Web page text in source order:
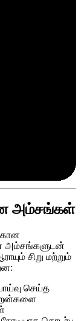
அம்சங்கள்
அம்சங்களுடன்
சிறு மற்றும்
செய்த